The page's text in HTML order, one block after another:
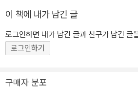
한 마라케이 섬에 사는 개구쟁이 파세카의
오가며 활동하는 박지영 화가의 이국적이고
니다. 핵 실험 이후 상처받은 사람들에게 다시 지구 온난화니 뭐니 하
는 심각한 환경 문제가 찾아옵니다. 자꾸만
은 걱정이 가득한데 개구쟁이 파세카는 심
이 책에 내가 남긴 글
로그인하면 내가 남긴 글과 친구가 남긴 글
로그인하기
구매자 분포